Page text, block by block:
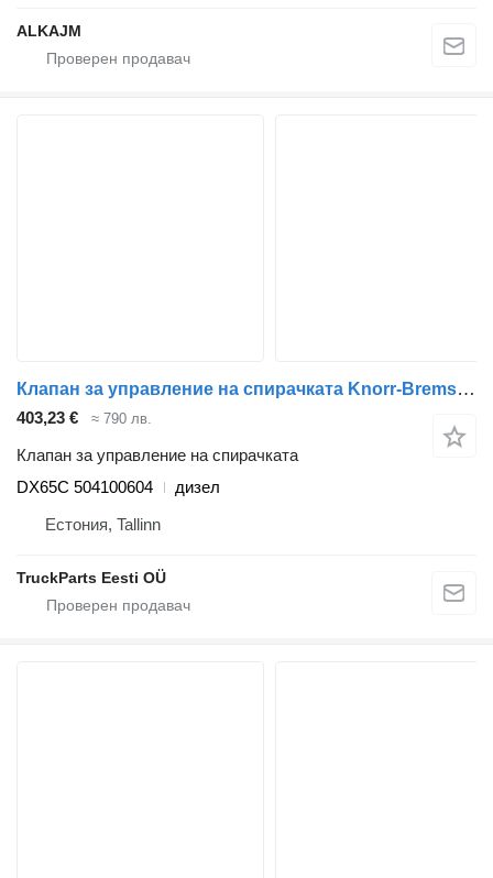
ALKAJM
Клапан за управление на спирачката Knorr-Bremse DX65C за влекач IVECO EuroCargo (1991-)
403,23 € ≈ 790 лв.
Клапан за управление на спирачката
DX65C 504100604
дизел
Естония, Tallinn
TruckParts Eesti OÜ